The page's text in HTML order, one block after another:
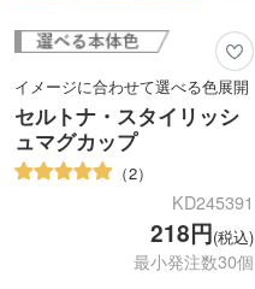
イメージに合わせて選べる色展開
セルトナ・スタイリッシ
ュマグカップ
2
KD245391
218円(税込)
最小発注数30個